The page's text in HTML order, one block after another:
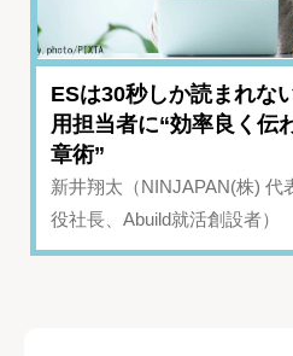
ESは30秒しか読まれな
用担当者に“効率良く伝
章術”
新井翔太（NINJAPAN(株) 代
役社長、Abuild就活創設者）